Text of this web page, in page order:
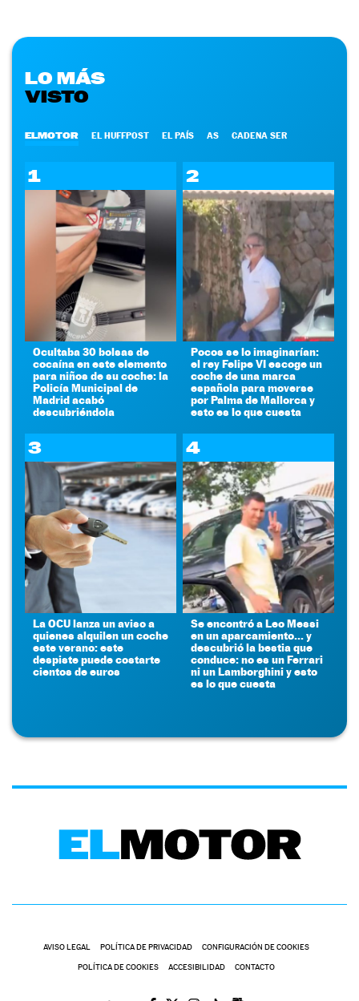
LO MÁS
VISTO
ELMOTOR EL HUFFPOST EL PAÍS AS CADENA SER
1
Ocultaba 30 bolsas de
cocaína en este elemento
para niños de su coche: la
Policía Municipal de
Madrid acabó
descubriéndola
2
Pocos se lo imaginarían:
el rey Felipe VI escoge un
coche de una marca
española para moverse
por Palma de Mallorca y
esto es lo que cuesta
3
La OCU lanza un aviso a
quienes alquilen un coche
este verano: este
despiste puede costarte
cientos de euros
4
Se encontró a Leo Messi
en un aparcamiento... y
descubrió la bestia que
conduce: no es un Ferrari
ni un Lamborghini y esto
es lo que cuesta
AVISO LEGAL POLÍTICA DE PRIVACIDAD CONFIGURACIÓN DE COOKIES
POLÍTICA DE COOKIES ACCESIBILIDAD CONTACTO